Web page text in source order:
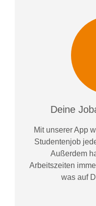
Deine
Mit unserer App
Studentenjob
Außerdem
Arbeitszeiten im
was auf